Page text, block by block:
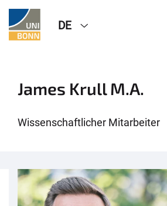
DE
James Krull M.A.
Wissenschaftlicher Mitarbeiter